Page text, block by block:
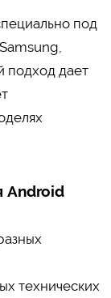
под
подход дает
Android
технических